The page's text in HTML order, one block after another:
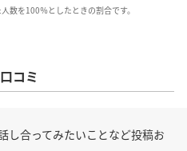
数を100％としたときの割合です。
コミ
し合ってみたいことなど投稿お